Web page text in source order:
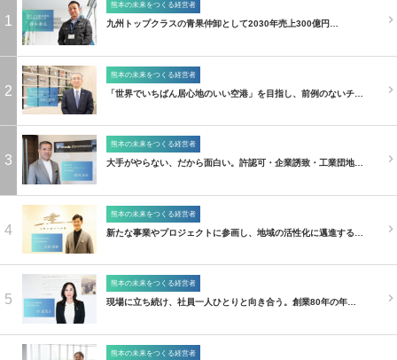
1
熊本の未来をつくる経営者
九州トップクラスの青果仲卸として2030年売上300億円…
2
熊本の未来をつくる経営者
「世界でいちばん居心地のいい空港」を目指し、前例のないチ…
3
熊本の未来をつくる経営者
大手がやらない、だから面白い。許認可・企業誘致・工業団地…
4
熊本の未来をつくる経営者
新たな事業やプロジェクトに参画し、地域の活性化に邁進する…
5
熊本の未来をつくる経営者
現場に立ち続け、社員一人ひとりと向き合う。創業80年の年…
熊本の未来をつくる経営者